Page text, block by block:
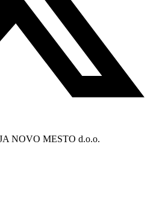
NOVO MESTO d.o.o.